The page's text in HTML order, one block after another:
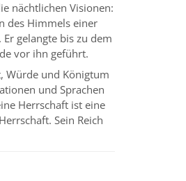
nächtlichen Visionen:
des Himmels einer
gelangte bis zu dem
vor ihn geführt.
Würde und Königtum
und Sprachen
Herrschaft ist eine
Sein Reich